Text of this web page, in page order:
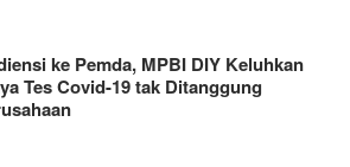
ke Pemda, MPBI DIY Keluhkan
Tes Covid-19 tak Ditanggung